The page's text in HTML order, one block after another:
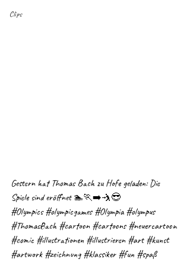
Clips
Gestern hat Thomas Bach zu Hofe geladen: Die
Spiele sind eröffnet 🏊🏃‍➡️🤺😎
#Olympics #olympicgames #Olympia #olympus
#ThomasBach #cartoon #cartoons #neuercartoon
#comic #illustrationen #illustrieren #art #kunst
#artwork #zeichnung #klassiker #fun #spaß